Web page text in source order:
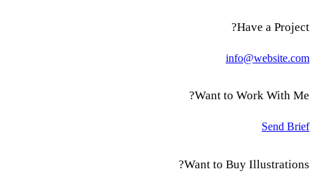
Have a Project?
info@website.com
Want to Work With Me?
Send Brief
Want to Buy Illustrations?